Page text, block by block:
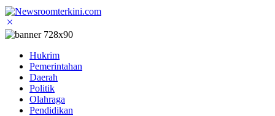
Hukrim
Pemerintahan
Daerah
Politik
Olahraga
Pendidikan